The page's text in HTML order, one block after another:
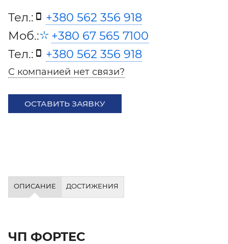
Тел.:
+380 562 356 918
Моб.:
+380 67 565 7100
Тел.:
+380 562 356 918
С компанией нет связи?
ОСТАВИТЬ ЗАЯВКУ
ОПИСАНИЕ ДОСТИЖЕНИЯ
ЧП ФОРТЕС